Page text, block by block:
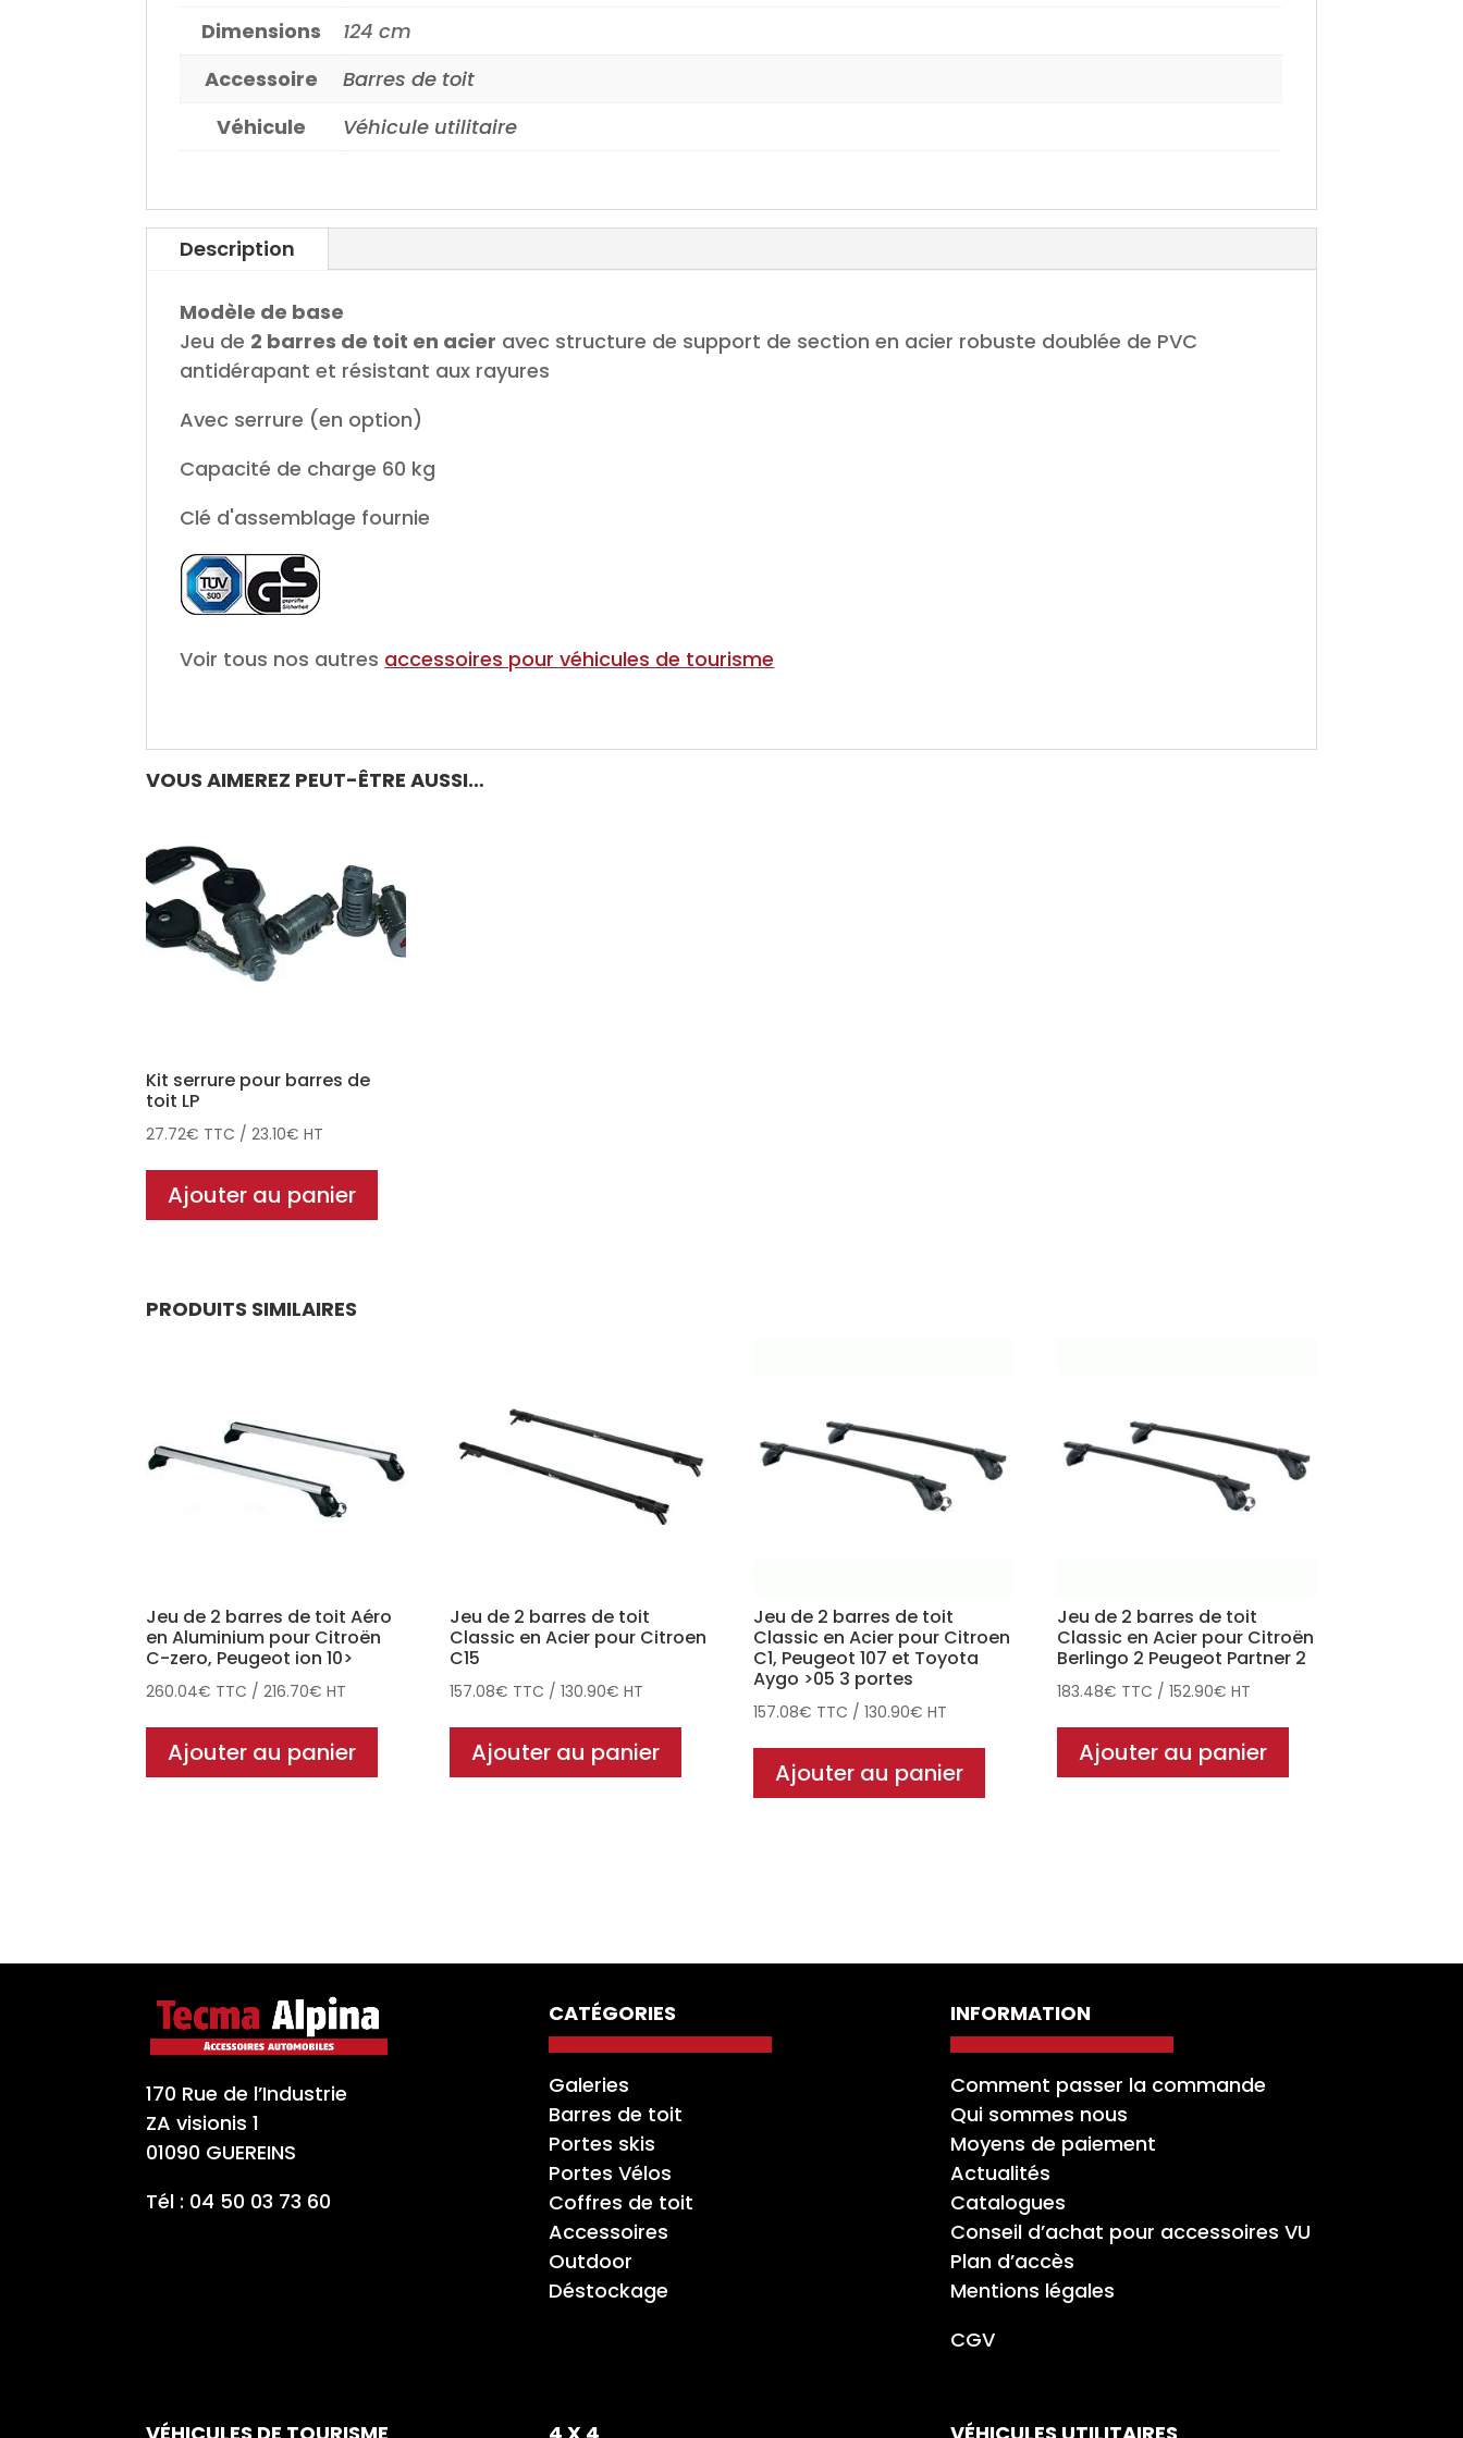
Dimensions
124 cm
Accessoire
Barres de toit
Véhicule
Véhicule utilitaire
Description
Modèle de base
Jeu de 2 barres de toit en acier avec structure de support de section en acier robuste doublée de PVC
antidérapant et résistant aux rayures
Avec serrure (en option)
Capacité de charge 60 kg
Clé d'assemblage fournie
Voir tous nos autres accessoires pour véhicules de tourisme
VOUS AIMEREZ PEUT-ÊTRE AUSSI…
Kit serrure pour barres de
toit LP
27.72€ TTC /23.10€ HT
Ajouter au panier
PRODUITS SIMILAIRES
Jeu de 2 barres de toit Aéro
en Aluminium pour Citroën
C-zero, Peugeot ion 10>
260.04€ TTC /216.70€ HT
Ajouter au panier
Jeu de 2 barres de toit
Classic en Acier pour Citroen
C15
157.08€ TTC /130.90€ HT
Ajouter au panier
Jeu de 2 barres de toit
Classic en Acier pour Citroen
C1, Peugeot 107 et Toyota
Aygo >05 3 portes
157.08€ TTC /130.90€ HT
Ajouter au panier
Jeu de 2 barres de toit
Classic en Acier pour Citroën
Berlingo 2 Peugeot Partner 2
183.48€ TTC /152.90€ HT
Ajouter au panier
170 Rue de l’Industrie
ZA visionis 1
01090 GUEREINS
Tél : 04 50 03 73 60
CATÉGORIES
Galeries
Barres de toit
Portes skis
Portes Vélos
Coffres de toit
Accessoires
Outdoor
Déstockage
INFORMATION
Comment passer la commande
Qui sommes nous
Moyens de paiement
Actualités
Catalogues
Conseil d’achat pour accessoires VU
Plan d’accès
Mentions légales
CGV